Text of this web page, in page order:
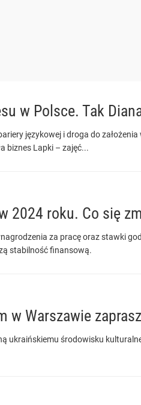
w Polsce. Tak
językowej i droga do
biznes Lapki – zajęć...
2024 roku. Co się
za pracę oraz stawki
stabilność finansową.
w Warszawie
ukraińskiemu środowisku